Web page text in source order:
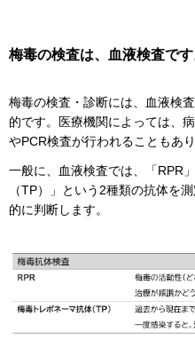
梅毒の検査は、血液検査です
梅毒の検査・診断には、血液検
的です。医療機関によっては、
やPCR検査が行われることもあり
一般に、血液検査では、「RPR
（TP）」という2種類の抗体を
的に判断します。